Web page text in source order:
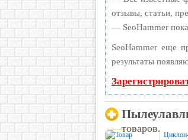
отзывы, статьи,
— SeoHammer
SeoHammer еще
результаты
товаров.